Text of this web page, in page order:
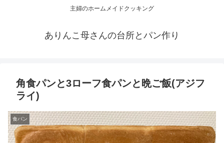
主婦のホームメイドクッキング
ありんこ母さんの台所とパン作り
角食パンと3ローフ食パンと晩ご飯(アジフ
ライ)
食パン